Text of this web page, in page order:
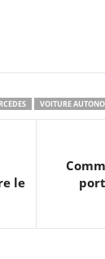
VOITURE
le